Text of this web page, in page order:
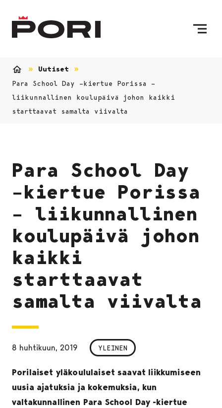
Uutiset
Para School Day –kiertue Porissa –
liikunnallinen koulupäivä johon kaikki
starttaavat samalta viivalta
Para School Day
–kiertue Porissa
– liikunnallinen
koulupäivä johon
kaikki
starttaavat
samalta viivalta
8 huhtikuun, 2019 YLEINEN
Porilaiset yläkoululaiset saavat liikkumiseen
uusia ajatuksia ja kokemuksia, kun
valtakunnallinen Para School Day -kiertue